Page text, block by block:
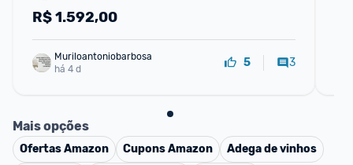
R$1.592,00
Muriloantoniobarbosa
há 4 d
5 3
Mais opções
OfertasAmazon CuponsAmazon
Adega de vinhos